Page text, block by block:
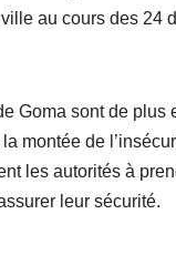
au cours des 24
Goma sont de plus
montée de
les autorités à
leur sécurité.